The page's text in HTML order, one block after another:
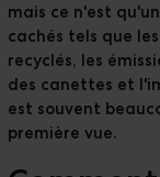
mais ce n'est
cachés tels que
recyclés, les
des canettes et
est souvent
première vue.